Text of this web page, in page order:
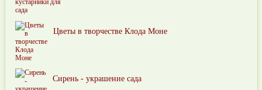
Цветы в творчестве Клода Моне
Сирень - украшение сада